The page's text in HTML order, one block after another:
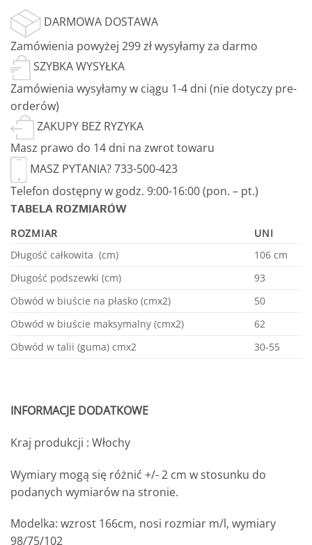
DARMOWA DOSTAWA
Zamówienia powyżej 299 zł wysyłamy za darmo
SZYBKA WYSYŁKA
Zamówienia wysyłamy w ciągu 1-4 dni (nie dotyczy pre-
orderów)
ZAKUPY BEZ RYZYKA
Masz prawo do 14 dni na zwrot towaru
MASZ PYTANIA? 733-500-423
Telefon dostępny w godz. 9:00-16:00 (pon. – pt.)
TABELA ROZMIARÓW
ROZMIAR
UNI
Długość całkowita (cm)
106 cm
Długość podszewki (cm)
93
Obwód w biuście na płasko (cmx2)
50
Obwód w biuście maksymalny (cmx2)
62
Obwód w talii (guma) cmx2
30-55
INFORMACJE DODATKOWE
Kraj produkcji : Włochy
Wymiary mogą się różnić +/- 2 cm w stosunku do
podanych wymiarów na stronie.
Modelka: wzrost 166cm, nosi rozmiar m/l, wymiary
98/75/102